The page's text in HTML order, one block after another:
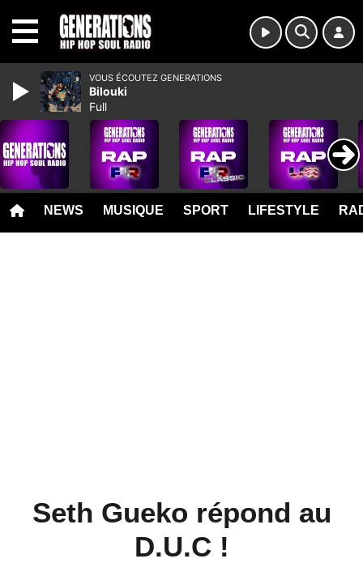
NEWS MUSIQUE SPORT LIFESTYLE
Seth Gueko répond au
D.U.C !
VOUS ÉCOUTEZ GENERATIONS
Bilouki
Full